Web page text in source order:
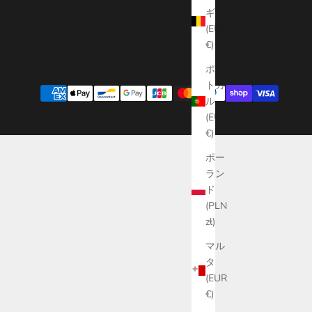
ギー
(EUR
€)
ポル
トガ
ル
(EUR
€)
ポー
ラン
ド
(PLN
zł)
マル
タ
(EUR
€)